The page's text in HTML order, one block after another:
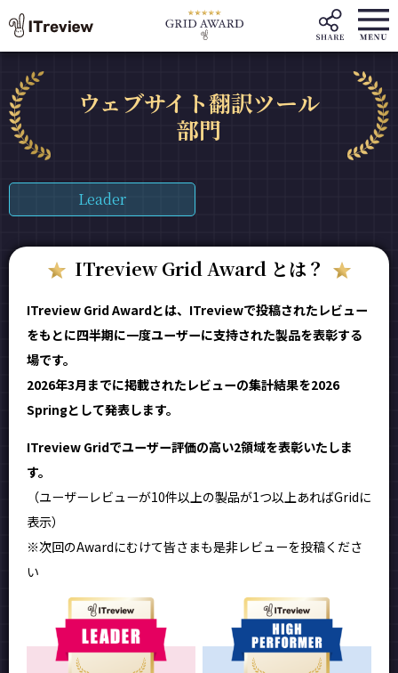
ウェブサイト翻訳ツール
部門
Leader
ITreview Grid Award とは？
ITreview Grid Awardとは、ITreviewで投稿されたレビュー
をもとに四半期に一度ユーザーに支持された製品を表彰する
場です。
2026年3月までに掲載されたレビューの集計結果を2026
Springとして発表します。
ITreview Gridでユーザー評価の高い2領域を表彰いたしま
す。
（ユーザーレビューが10件以上の製品が1つ以上あればGridに
表示）
※次回のAwardにむけて皆さまも是非レビューを投稿くださ
い